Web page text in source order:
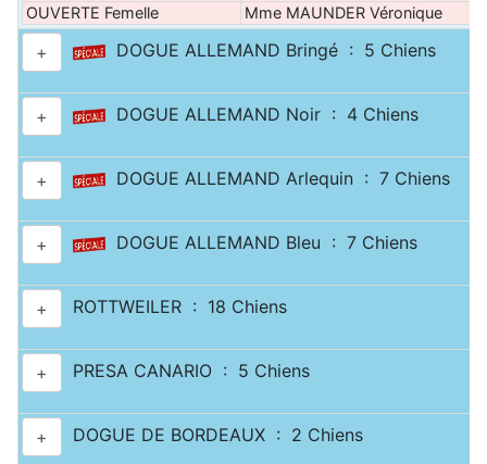
OUVERTE Femelle
Mme MAUNDER Véronique
+ DOGUE ALLEMAND Bringé : 5 Chiens
+ DOGUE ALLEMAND Noir : 4 Chiens
+ DOGUE ALLEMAND Arlequin : 7 Chiens
+ DOGUE ALLEMAND Bleu : 7 Chiens
+ ROTTWEILER : 18 Chiens
+ PRESA CANARIO : 5 Chiens
+ DOGUE DE BORDEAUX : 2 Chiens